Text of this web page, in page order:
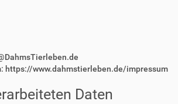
https://www.dahmstierleben.de/impressum
Daten